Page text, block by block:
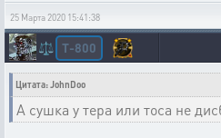
25 Марта 2020 15:41:38
⚖️ T-800
Цитата: JohnDoo
А сушка у тера или тоса не